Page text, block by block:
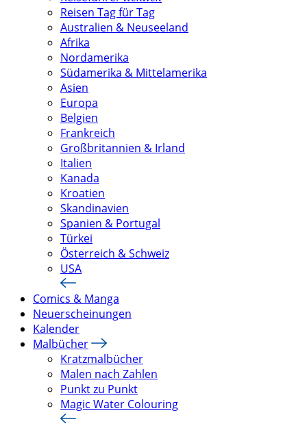
Reisen Tag für Tag
Australien & Neuseeland
Afrika
Nordamerika
Südamerika & Mittelamerika
Asien
Europa
Belgien
Frankreich
Großbritannien & Irland
Italien
Kanada
Kroatien
Skandinavien
Spanien & Portugal
Türkei
Österreich & Schweiz
USA
Comics & Manga
Neuerscheinungen
Kalender
Malbücher
Kratzmalbücher
Malen nach Zahlen
Punkt zu Punkt
Magic Water Colouring